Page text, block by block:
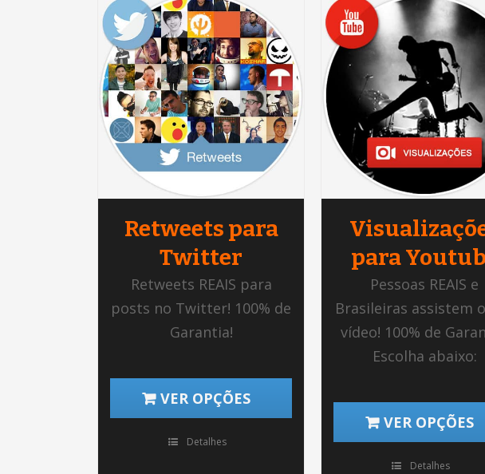
Retweets para
Twitter
Retweets REAIS para
posts no Twitter! 100% de
Garantia!
VER OPÇÕES
Detalhes
para
Pessoas REAIS e
Brasileiras assistem
vídeo! 100% de
Escolha abaixo:
VER OPÇÕES
Detalhes